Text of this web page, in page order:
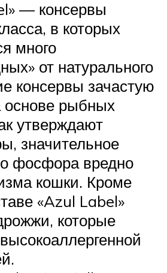
— консервы
в которых
много
от натурального
консервы зачастую
основе рыбных
утверждают
значительное
фосфора вредно
кошки. Кроме
«Azul Label»
которые